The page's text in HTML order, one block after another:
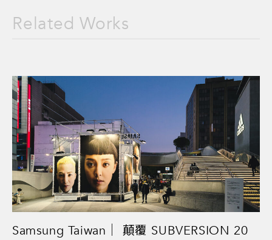
Related Works
Samsung Taiwan｜ 顛覆 SUBVERSION 20